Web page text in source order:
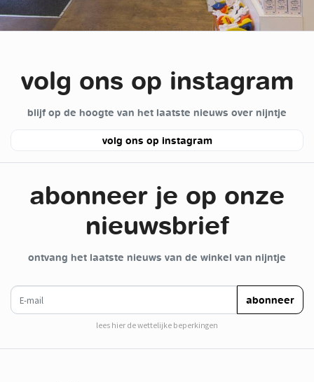
volg ons op instagram
blijf op de hoogte van het laatste nieuws over nijntje
volg ons op instagram
abonneer je op onze
nieuwsbrief
ontvang het laatste nieuws van de winkel van nijntje
e-mail
abonneer
lees hier de wettelijke beperkingen